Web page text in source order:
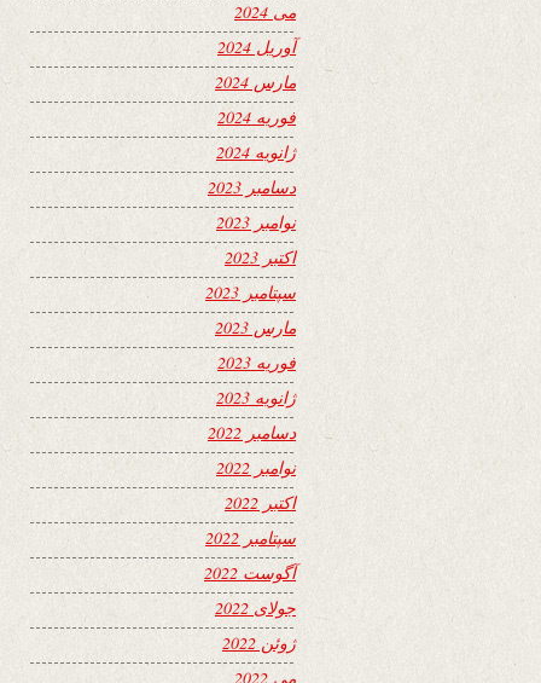
می 2024
آوریل 2024
مارس 2024
فوریه 2024
ژانویه 2024
دسامبر 2023
نوامبر 2023
اکتبر 2023
سپتامبر 2023
مارس 2023
فوریه 2023
ژانویه 2023
دسامبر 2022
نوامبر 2022
اکتبر 2022
سپتامبر 2022
آگوست 2022
جولای 2022
ژوئن 2022
می 2022